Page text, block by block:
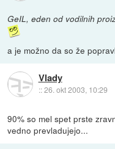
GeIL, eden od vodilnih
a je možno da so že
Vlady
::26. okt 2003, 10:29
90% so mel spet prste
vedno prevladujejo...